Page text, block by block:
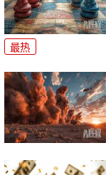
最热